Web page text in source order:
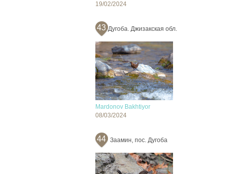
19/02/2024
43 Дугоба. Джизакская обл.
Mardonov Bakhtiyor
08/03/2024
44 Заамин, пос. Дугоба